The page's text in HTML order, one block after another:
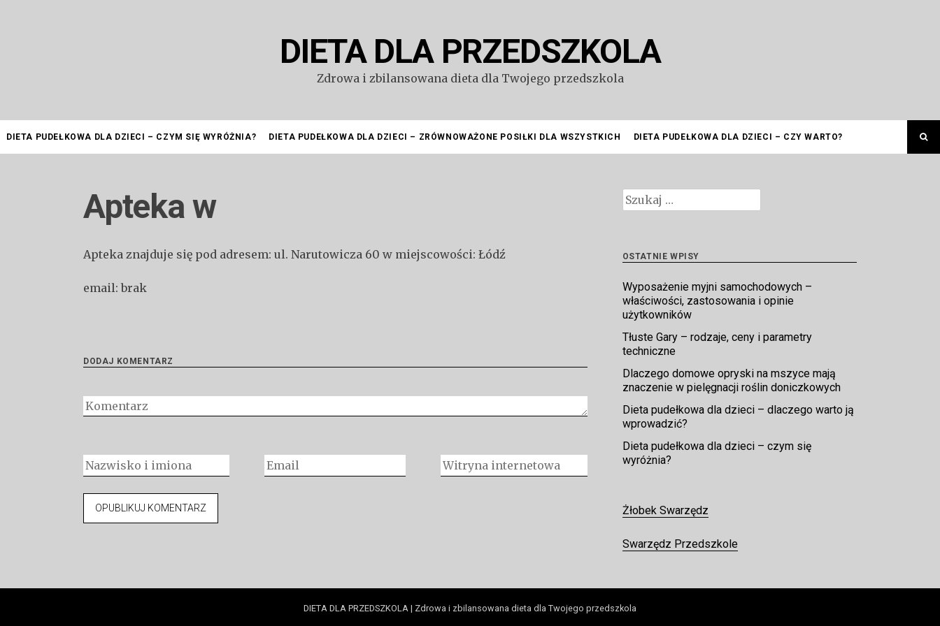
DIETA DLA PRZEDSZKOLA
Zdrowa i zbilansowana dieta dla Twojego przedszkola
DIETA PUDEŁKOWA DLA DZIECI – CZYM SIĘ WYRÓŻNIA? DIETA PUDEŁKOWA DLA DZIECI – ZRÓWNOWAŻONE POSIŁKI DLA WSZYSTKICH DIETA PUDEŁKOWA DLA DZIECI – CZY WARTO?
Apteka w
Apteka znajduje się pod adresem: ul. Narutowicza 60 w miejscowości: Łódź
email: brak
DODAJ KOMENTARZ
Szukaj:
OSTATNIE WPISY
Wyposażenie myjni samochodowych –
właściwości, zastosowania i opinie
użytkowników
Tłuste Gary – rodzaje, ceny i parametry
techniczne
Dlaczego domowe opryski na mszyce mają
znaczenie w pielęgnacji roślin doniczkowych
Dieta pudełkowa dla dzieci – dlaczego warto ją
wprowadzić?
Dieta pudełkowa dla dzieci – czym się
wyróżnia?
Żłobek Swarzędz
Swarzędz Przedszkole
DIETA DLA PRZEDSZKOLA | Zdrowa i zbilansowana dieta dla Twojego przedszkola